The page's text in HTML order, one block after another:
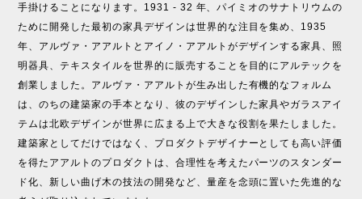
手掛けることになります。1931 - 32 年、パイミオのサナトリウムの
ために開発した最初の家具デザインは世界的な注目を集め、1935
年、アルヴァ・アアルトとアイノ・アアルトがデザインする家具、照
明器具、テキスタイルを世界的に販売することを目的にアルテックを
創業しました。アルヴァ・アアルトが生み出した有機的なフォルム
は、のちの建築家の手本となり、彼のデザインした家具やガラスアイ
テムは北欧デザインが世界に広まる上で大きな役割を果たしました。
建築家としてだけではなく、プロダクトデザイナーとしても高い評価
を得たアアルトのプロダクトは、合理性を考えたパーツのスタンダー
ド化、新しい曲げ木の技法の開発など、量産を念頭に置いた先進的な